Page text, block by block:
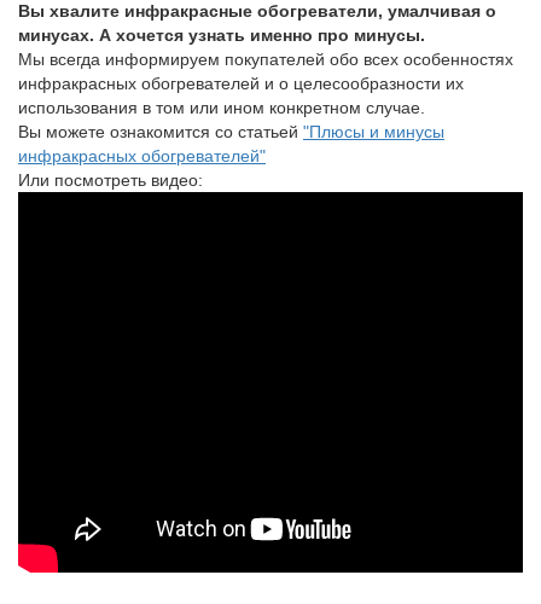
Вы хвалите инфракрасные обогреватели, умалчивая о
минусах. А хочется узнать именно про минусы.
Мы всегда информируем покупателей обо всех особенностях
инфракрасных обогревателей и о целесообразности их
использования в том или ином конкретном случае.
Вы можете ознакомится со статьей "Плюсы и минусы
инфракрасных обогревателей"
Или посмотреть видео: